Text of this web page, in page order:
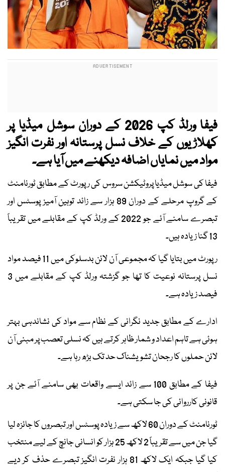
فیفا ورلڈ کپ 2026 کے دوران سوشل میڈیا پر
کھلاڑیوں کے خلاف نسل پرستانہ اور نفرت انگیز
مواد میں نمایاں اضافہ دیکھنے میں آیا ہے۔
فیفا کی سوشل میڈیا پروٹیکشن سروس کی رپورٹ کے مطابق ٹورنامنٹ
کے گروپ مرحلے کے دوران 89 ہزار سے زائد توہین آمیز پوسٹس اور
تبصرے سامنے آئے جو 2022 کے ورلڈ کپ کے مقابلے میں تقریباً
13 گنا زیادہ ہیں۔
رپورٹ میں بتایا گیا کہ مجموعی آن لائن بدسلوکی میں 11 فیصد مواد
نسل پرستانہ نوعیت کا تھا جو گزشتہ ورلڈ کپ کے مقابلے میں 3
فیصد زیادہ ہے۔
ادارے کے مطابق جدید نگرانی کے نظام سے مواد کی نشاندہی بہتر
ہوئی ہے تاہم اعداد و شمار ظاہر کرتے ہیں کہ نسلی تعصب پر مبنی آن
لائن حملوں کا رجحان تشویشناک حد تک بڑھ رہا ہے۔
فیفا کے مطابق 100 سے زائد ایسے واقعات بھی سامنے آئے جن پر
قانونی کارروائی کی جا سکتی ہے۔
ٹورنامنٹ کے دوران 60 لاکھ سے زیادہ پوسٹس اور تبصروں کا جائزہ لیا
گیا جن میں سے تقریباً 2 لاکھ 25 ہزار کو انسانی جانچ کے لیے منتخب
کیا گیا جبکہ ایک لاکھ 81 ہزار نفرت انگیز تبصرے حذف کر دیے